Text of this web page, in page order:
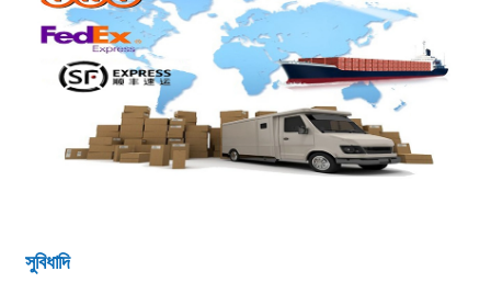
সুবিধাদি